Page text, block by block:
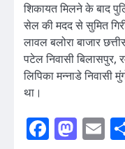
शिकायत मिलने के बाद
सेल की मदद से सुमित
लावल बलोरा बाजार
पटेल निवासी बिलासपुर,
लिपिका मन्नाडे निवासी
था।